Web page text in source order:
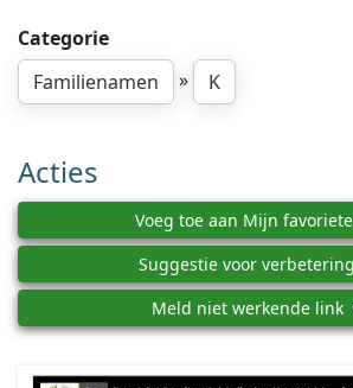
Categorie
Familienamen
» K
Acties
Voeg toe aan Mijn
Suggestie voor verbetering
Meld niet werkende link